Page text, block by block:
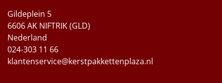
Gildeplein 5
6606 AK NIFTRIK (GLD)
Nederland
024-303 11 66
klantenservice@kerstpakkettenplaza.nl